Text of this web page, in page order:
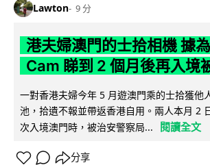
Lawton 9 分
港夫婦澳門的士拾相機 據
Cam 睇到 2 個月後再入境
一對香港夫婦今年 5 月遊澳門乘的士拾獲他
池，拾遺不報並帶返香港自用。兩人本月 2
次入境澳門時，被治安警察局...
閱讀全文
分享